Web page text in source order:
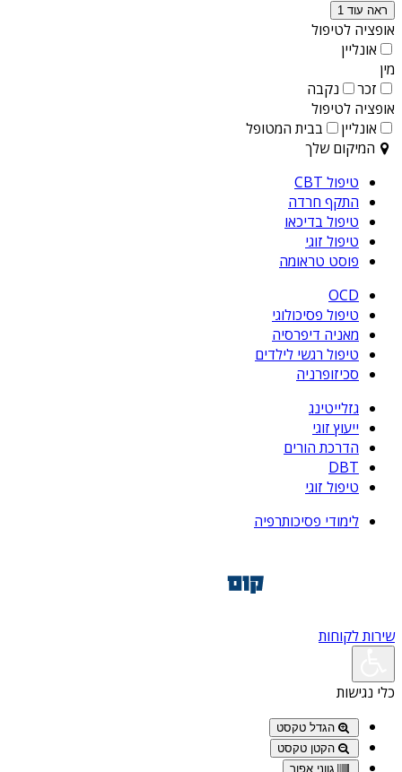
ראה עוד 1
אופציה לטיפול
אונליין
מין
זכר
נקבה
אופציה לטיפול
אונליין
בבית המטופל
המיקום שלך
טיפול CBT
התקף חרדה
טיפול בדיכאו
טיפול זוגי
פוסט טראומה
OCD
טיפול פסיכולוגי
מאניה דיפרסיה
טיפול רגשי לילדים
סכיזופרניה
גזלייטינג
ייעוץ זוגי
הדרכת הורים
DBT
טיפול זוגי
לימודי פסיכותרפיה
שירות לקוחות
כלי נגישות
הגדל טקסט
הקטן טקסט
גווני אפור